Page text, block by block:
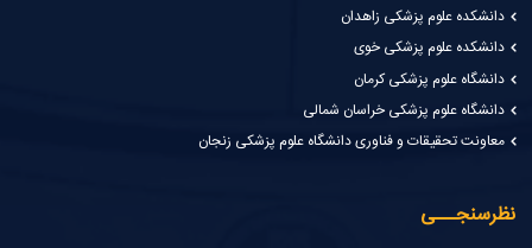
دانشکده علوم پزشکی زاهدان
دانشکده علوم پزشکی خوی
دانشگاه علوم پزشکی کرمان
دانشگاه علوم پزشکی خراسان شمالی
معاونت تحقیقات و فناوری دانشگاه علوم پزشکی زنجان
نظرسنجـــی